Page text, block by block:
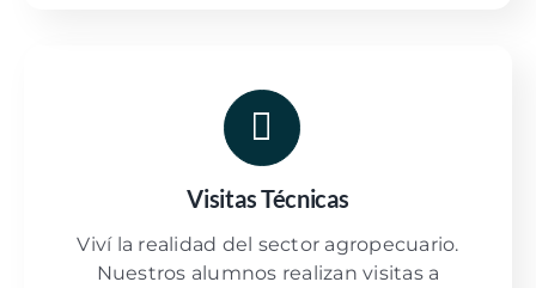
Visitas Técnicas
Viví la realidad del sector agropecuario.
Nuestros alumnos realizan visitas a